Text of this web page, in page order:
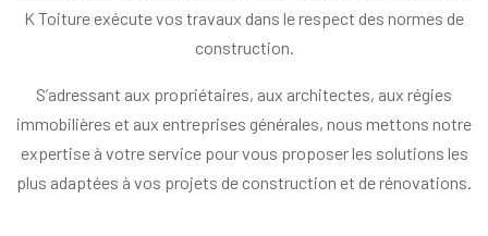
K Toiture exécute vos travaux dans le respect des normes de
construction.
S’adressant aux propriétaires, aux architectes, aux régies
immobilières et aux entreprises générales, nous mettons notre
expertise à votre service pour vous proposer les solutions les
plus adaptées à vos projets de construction et de rénovations.